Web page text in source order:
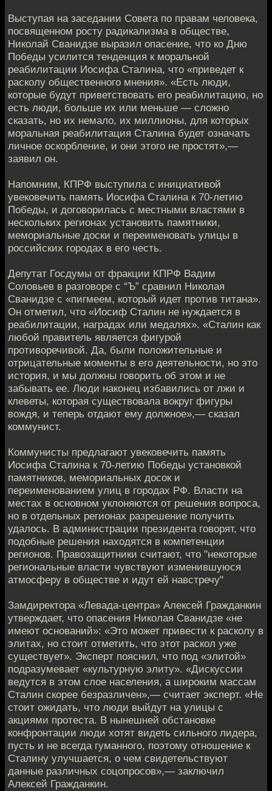
Выступая на заседании Совета по правам человека,
посвященном росту радикализма в обществе,
Николай Сванидзе выразил опасение, что ко Дню
Победы усилится тенденция к моральной
реабилитации Иосифа Сталина, что «приведет к
расколу общественного мнения». «Есть люди,
которые будут приветствовать его реабилитацию, но
есть люди, больше их или меньше — сложно
сказать, но их немало, их миллионы, для которых
моральная реабилитация Сталина будет означать
личное оскорбление, и они этого не простят»,—
заявил он.
Напомним, КПРФ выступила с инициативой
увековечить память Иосифа Сталина к 70-летию
Победы, и договорилась с местными властями в
нескольких регионах установить памятники,
мемориальные доски и переименовать улицы в
российских городах в его честь.
Депутат Госдумы от фракции КПРФ Вадим
Соловьев в разговоре с “Ъ” сравнил Николая
Сванидзе с «пигмеем, который идет против титана».
Он отметил, что «Иосиф Сталин не нуждается в
реабилитации, наградах или медалях». «Сталин как
любой правитель является фигурой
противоречивой. Да, были положительные и
отрицательные моменты в его деятельности, но это
история, и мы должны говорить об этом и не
забывать ее. Люди наконец избавились от лжи и
клеветы, которая существовала вокруг фигуры
вождя, и теперь отдают ему должное»,— сказал
коммунист.
Коммунисты предлагают увековечить память
Иосифа Сталина к 70-летию Победы установкой
памятников, мемориальных досок и
переименованием улиц в городах РФ. Власти на
местах в основном уклоняются от решения вопроса,
но в отдельных регионах разрешение получить
удалось. В администрации президента говорят, что
подобные решения находятся в компетенции
регионов. Правозащитники считают, что "некоторые
региональные власти чувствуют изменившуюся
атмосферу в обществе и идут ей навстречу"
Замдиректора «Левада-центра» Алексей Гражданкин
утверждает, что опасения Николая Сванидзе «не
имеют оснований»: «Это может привести к расколу в
элитах, но стоит отметить, что этот раскол уже
существует». Эксперт пояснил, что под «элитой»
подразумевает «культурную элиту». «Дискуссии
ведутся в этом слое населения, а широким массам
Сталин скорее безразличен»,— считает эксперт. «Не
стоит ожидать, что люди выйдут на улицы с
акциями протеста. В нынешней обстановке
конфронтации люди хотят видеть сильного лидера,
пусть и не всегда гуманного, поэтому отношение к
Сталину улучшается, о чем свидетельствуют
данные различных соцопросов»,— заключил
Алексей Гражданкин.